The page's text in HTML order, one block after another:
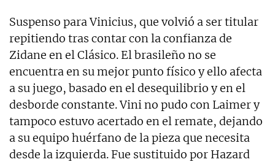
Suspenso para Vinicius, que volvió a ser titular
repitiendo tras contar con la confianza de
Zidane en el Clásico. El brasileño no se
encuentra en su mejor punto físico y ello afecta
a su juego, basado en el desequilibrio y en el
desborde constante. Vini no pudo con Laimer y
tampoco estuvo acertado en el remate, dejando
a su equipo huérfano de la pieza que necesita
desde la izquierda. Fue sustituido por Hazard